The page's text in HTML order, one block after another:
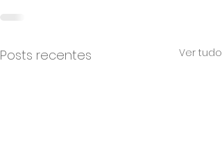
Posts recentes Ver tudo